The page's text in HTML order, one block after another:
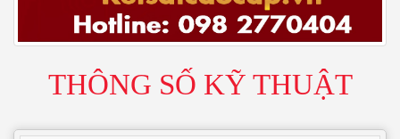
THÔNG SỐ KỸ THUẬT